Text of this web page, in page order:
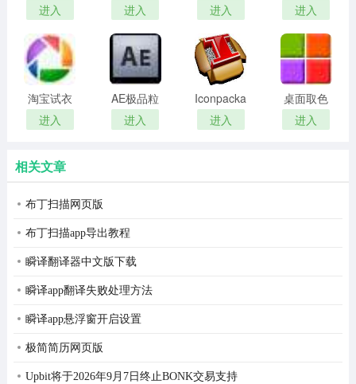
freeze
password
remover(冰
点还原密
码清除器)
进入
客户端
(web漏洞
扫描软件)
进入
资管版
进入
迷你版
进入
淘宝试衣
服软件
进入
AE极品粒
子插件
(Trapcode
进入
Iconpackager
中文补丁
进入
桌面取色
工具
colorpix
进入
相关文章
布丁扫描网页版
布丁扫描app导出教程
瞬译翻译器中文版下载
瞬译app翻译失败处理方法
瞬译app悬浮窗开启设置
极简简历网页版
Upbit将于2026年9月7日终止BONK交易支持